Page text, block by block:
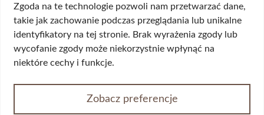
Wskazania
Wypadanie włosów
Przerost piersi (ginekomastia)
Korekta płci
Żylaki kończyn dolnych
Zgoda na te technologie pozwoli nam przetwarzać dane,
takie jak zachowanie podczas przeglądania lub unikalne
identyfikatory na tej stronie. Brak wyrażenia zgody lub
wycofanie zgody może niekorzystnie wpłynąć na
niektóre cechy i funkcje.
Zobacz preferencje